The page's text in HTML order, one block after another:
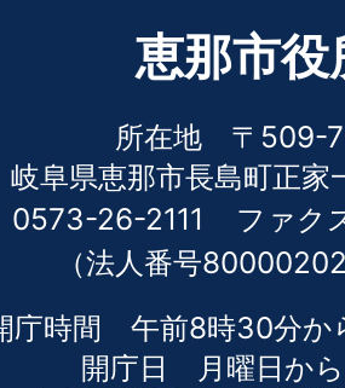
恵那市役
所在地 〒509-
岐阜県恵那市長島町正家
26-2111
ファ
（法人番号
庁時間 午前8時30分か
開庁日 月曜日か